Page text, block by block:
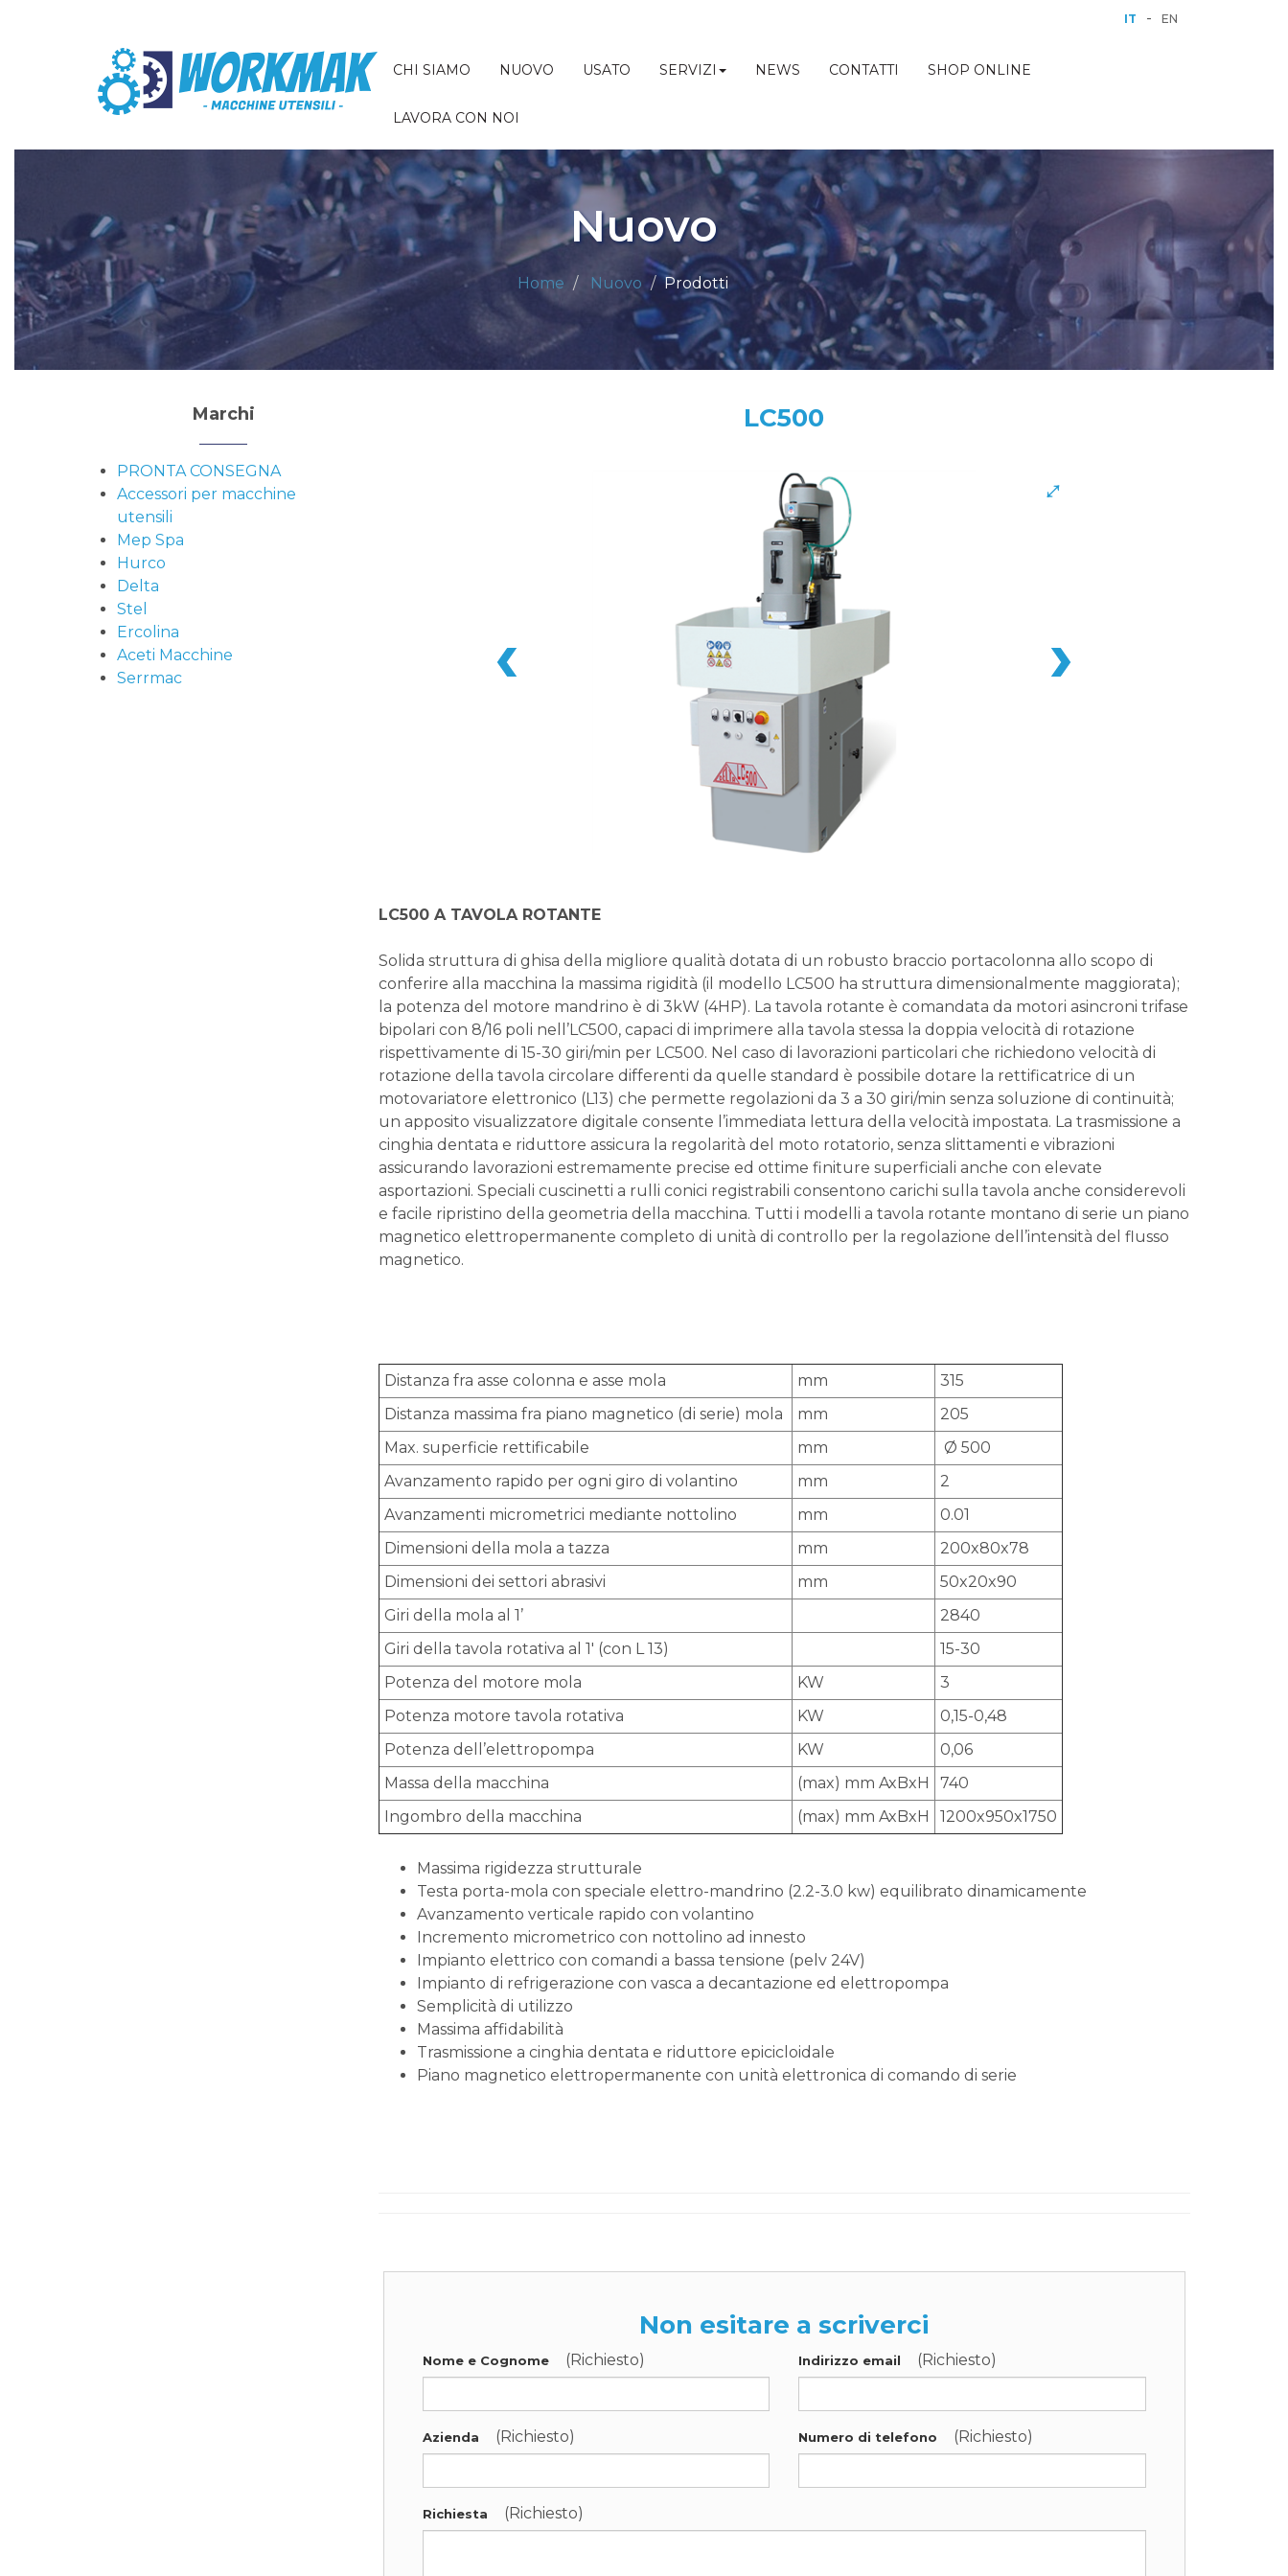
IT - EN
CHI SIAMO NUOVO USATO SERVIZI NEWS CONTATTI SHOP ONLINE
LAVORA CON NOI
Nuovo
Home Nuovo Prodotti
Marchi
PRONTA CONSEGNA
Accessori per macchine
utensili
Mep Spa
Hurco
Delta
Stel
Ercolina
Aceti Macchine
Serrmac
LC500
LC500 A TAVOLA ROTANTE
Solida struttura di ghisa della migliore qualità dotata di un robusto braccio portacolonna allo scopo di
conferire alla macchina la massima rigidità (il modello LC500 ha struttura dimensionalmente maggiorata);
la potenza del motore mandrino è di 3kW (4HP). La tavola rotante è comandata da motori asincroni trifase
bipolari con 8/16 poli nell’LC500, capaci di imprimere alla tavola stessa la doppia velocità di rotazione
rispettivamente di 15-30 giri/min per LC500. Nel caso di lavorazioni particolari che richiedono velocità di
rotazione della tavola circolare differenti da quelle standard è possibile dotare la rettificatrice di un
motovariatore elettronico (L13) che permette regolazioni da 3 a 30 giri/min senza soluzione di continuità;
un apposito visualizzatore digitale consente l’immediata lettura della velocità impostata. La trasmissione a
cinghia dentata e riduttore assicura la regolarità del moto rotatorio, senza slittamenti e vibrazioni
assicurando lavorazioni estremamente precise ed ottime finiture superficiali anche con elevate
asportazioni. Speciali cuscinetti a rulli conici registrabili consentono carichi sulla tavola anche considerevoli
e facile ripristino della geometria della macchina. Tutti i modelli a tavola rotante montano di serie un piano
magnetico elettropermanente completo di unità di controllo per la regolazione dell’intensità del flusso
magnetico.
Distanza fra asse colonna e asse mola mm
315
Distanza massima fra piano magnetico (di serie) mola
mm
205
Max. superficie rettificabile
mm
Ø 500
Avanzamento rapido per ogni giro di volantino
mm
2
Avanzamenti micrometrici mediante nottolino
mm
0.01
Dimensioni della mola a tazza
mm
200x80x78
Dimensioni dei settori abrasivi
mm
50x20x90
Giri della mola al 1’
2840
Giri della tavola rotativa al 1' (con L 13)
15-30
Potenza del motore mola
KW
3
Potenza motore tavola rotativa
KW
0,15-0,48
Potenza dell’elettropompa
KW
0,06
Massa della macchina
(max) mm AxBxH
740
Ingombro della macchina
(max) mm AxBxH 1200x950x1750
Massima rigidezza strutturale
Testa porta-mola con speciale elettro-mandrino (2.2-3.0 kw) equilibrato dinamicamente
Avanzamento verticale rapido con volantino
Incremento micrometrico con nottolino ad innesto
Impianto elettrico con comandi a bassa tensione (pelv 24V)
Impianto di refrigerazione con vasca a decantazione ed elettropompa
Semplicità di utilizzo
Massima affidabilità
Trasmissione a cinghia dentata e riduttore epicicloidale
Piano magnetico elettropermanente con unità elettronica di comando di serie
Non esitare a scriverci
Nome e Cognome (Richiesto) Indirizzo email (Richiesto)
Azienda (Richiesto) Numero di telefono (Richiesto)
Richiesta (Richiesto)